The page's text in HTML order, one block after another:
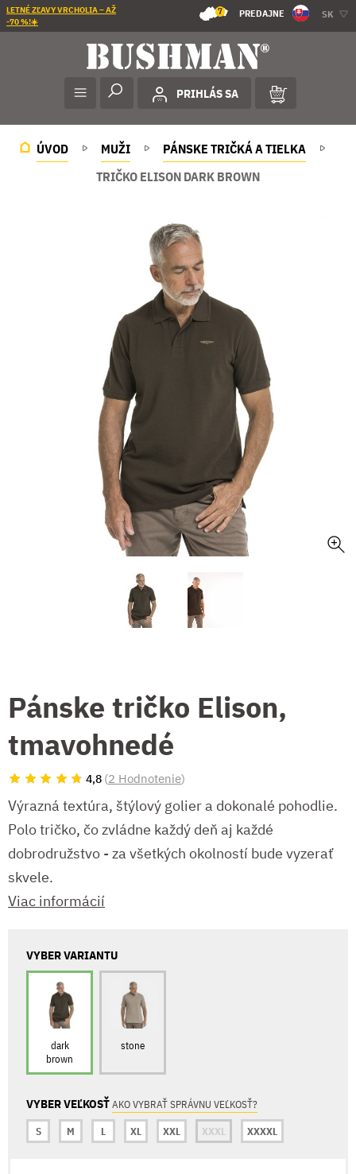
LETNÉ ZĽAVY VRCHOLIA – AŽ
-70 %!☀️
7 PREDAJNE SK
PRIHLÁS SA
ÚVOD MUŽI
PÁNSKE TRIČKÁ A TIELKA
TRIČKO ELISON DARK BROWN
Pánske tričko Elison,
tmavohnedé
4,8 (2 Hodnotenie)
Výrazná textúra, štýlový golier a dokonalé pohodlie.
Polo tričko, čo zvládne každý deň aj každé
dobrodružstvo - za všetkých okolností bude vyzerať
skvele.
Viac informácií
VYBER VARIANTU
dark
brown
stone
VYBER VEĽKOSŤAKO VYBRAŤ SPRÁVNU VEĽKOSŤ?
S
M L XL XXL XXXL XXXXL